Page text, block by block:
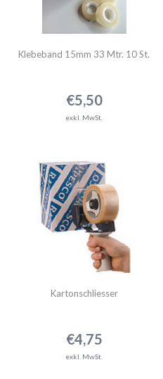
Klebeband 15mm 33 Mtr. 10 St.
€5,50
exkl. MwSt.
Kartonschliesser
€4,75
exkl. MwSt.